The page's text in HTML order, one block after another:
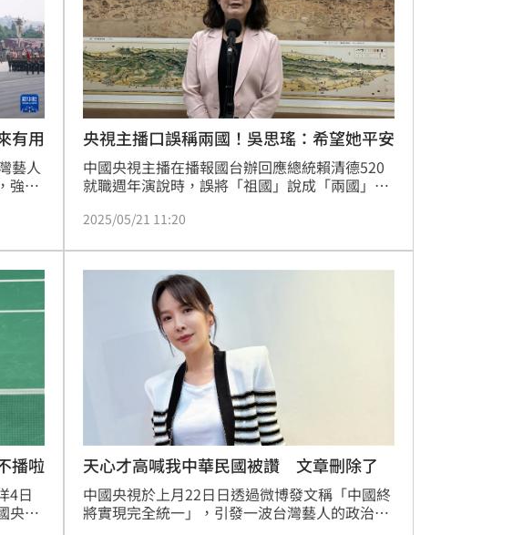
有用
藝人
強調
裁
瑞
央視主播口誤稱兩國！吳思瑤：希望她平安
中國央視主播在播報國台辦回應總統賴清德520
就職週年演說時，誤將「祖國」說成「兩國」，
日）受訪表示，台灣是一個包容且自由的國家社
安全疑慮，她希望這位主播能平安無事，保住工
作，畢竟在中國這樣的極權體制下，可能會因此
危及人身安全，甚至不幸丟掉飯碗。
2025/05/21 11:20
播啦
4日
央視
天心才高喊我中華民國被讚 文章刪除了
中國央視於上月22日日透過微博發文稱「中國終
將實現完全統一」，引發一波台灣藝人的政治表